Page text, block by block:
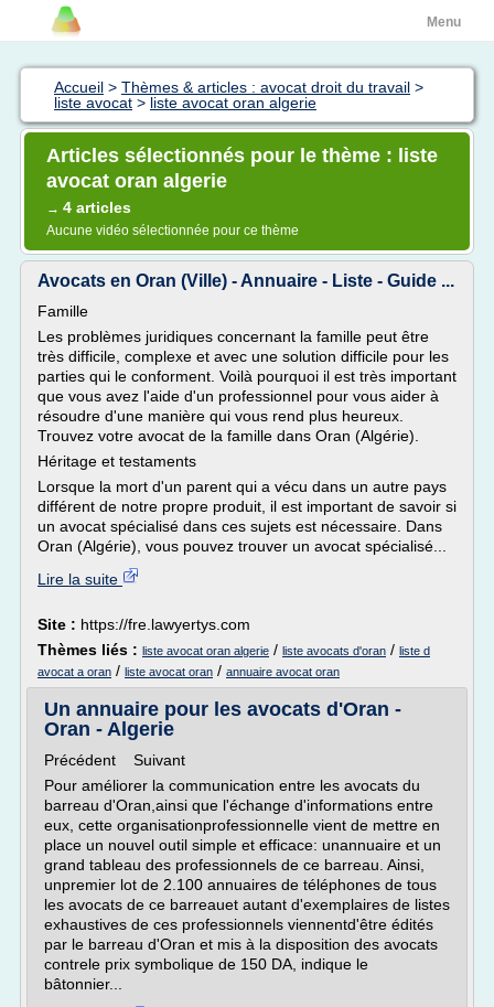
Menu
Accueil > Thèmes & articles : avocat droit du travail >
liste avocat > liste avocat oran algerie
Articles sélectionnés pour le thème : liste
avocat oran algerie
→ 4 articles
Aucune vidéo sélectionnée pour ce thème
Avocats en Oran (Ville) - Annuaire - Liste - Guide ...
Famille
Les problèmes juridiques concernant la famille peut être
très difficile, complexe et avec une solution difficile pour les
parties qui le conforment. Voilà pourquoi il est très important
que vous avez l'aide d'un professionnel pour vous aider à
résoudre d'une manière qui vous rend plus heureux.
Trouvez votre avocat de la famille dans Oran (Algérie).
Héritage et testaments
Lorsque la mort d'un parent qui a vécu dans un autre pays
différent de notre propre produit, il est important de savoir si
un avocat spécialisé dans ces sujets est nécessaire. Dans
Oran (Algérie), vous pouvez trouver un avocat spécialisé...
Lire la suite
Site : https://fre.lawyertys.com
Thèmes liés : liste avocat oran algerie / liste avocats d'oran / liste d
avocat a oran / liste avocat oran / annuaire avocat oran
Un annuaire pour les avocats d'Oran -
Oran - Algerie
Précédent Suivant
Pour améliorer la communication entre les avocats du
barreau d'Oran,ainsi que l'échange d'informations entre
eux, cette organisationprofessionnelle vient de mettre en
place un nouvel outil simple et efficace: unannuaire et un
grand tableau des professionnels de ce barreau. Ainsi,
unpremier lot de 2.100 annuaires de téléphones de tous
les avocats de ce barreauet autant d'exemplaires de listes
exhaustives de ces professionnels viennentd'être édités
par le barreau d'Oran et mis à la disposition des avocats
contrele prix symbolique de 150 DA, indique le
bâtonnier...